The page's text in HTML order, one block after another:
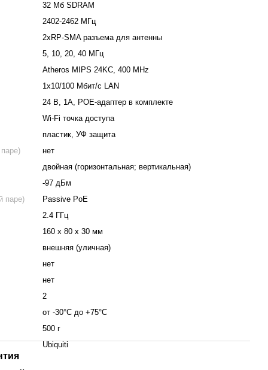
32 Mб SDRAM
2402-2462 МГц
2xRP-SMA разъема для антенны
5, 10, 20, 40 МГц
Atheros MIPS 24KC, 400 MHz
1x10/100 Мбит/с LAN
24 В, 1А, POE-адаптер в комплекте
Wi-Fi точка доступа
пластик, УФ защита
нет
двойная (горизонтальная; вертикальная)
-97 дБм
паре)
Passive PoE
2.4 ГГц
160 х 80 х 30 мм
внешняя (уличная)
нет
нет
2
от -30°C до +75°С
500 г
Ubiquiti